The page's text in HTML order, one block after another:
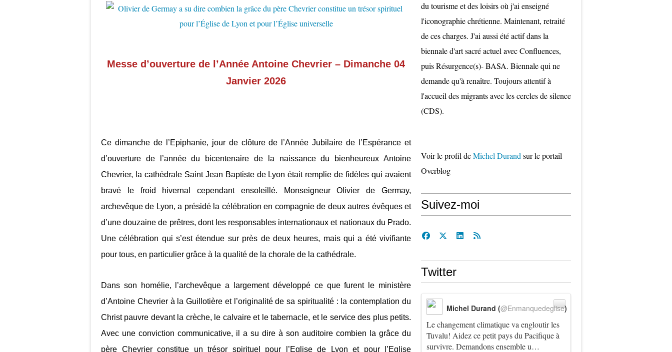
Messe d’ouverture de l’Année Antoine Chevrier – Dimanche 04
Janvier 2026
Ce dimanche de l’Epiphanie, jour de clôture de l’Année Jubilaire de l’Espérance et
d’ouverture de l’année du bicentenaire de la naissance du bienheureux Antoine
Chevrier, la cathédrale Saint Jean Baptiste de Lyon était remplie de fidèles qui avaient
bravé le froid hivernal cependant ensoleillé. Monseigneur Olivier de Germay,
archevêque de Lyon, a présidé la célébration en compagnie de deux autres évêques et
d’une douzaine de prêtres, dont les responsables internationaux et nationaux du Prado.
Une célébration qui s’est étendue sur près de deux heures, mais qui a été vivifiante
pour tous, en particulier grâce à la qualité de la chorale de la cathédrale.
Dans son homélie, l’archevêque a largement développé ce que furent le ministère
d’Antoine Chevrier à la Guillotière et l’originalité de sa spiritualité : la contemplation du
Christ pauvre devant la crèche, le calvaire et le tabernacle, et le service des plus petits.
Avec une conviction communicative, il a su dire à son auditoire combien la grâce du
père Chevrier constitue un trésor spirituel pour l’Eglise de Lyon et pour l’Eglise
du tourisme et des loisirs où j'ai enseigné
l'iconographie chrétienne. Maintenant, retraité
de ces charges. J'ai aussi été actif dans la
biennale d'art sacré actuel avec Confluences,
puis Résurgence(s)- BASA. Biennale qui ne
demande qu'à renaître. Toujours attentif à
l'accueil des migrants avec les cercles de silence
(CDS).
Voir le profil deMichel Durand sur le portail
Overblog
Suivez-moi
Twitter
Le changement climatique va engloutir les
Tuvalu! Aidez ce petit pays du Pacifique à
survivre. Demandons ensemble u…
Michel Durand (@Enmanquedeglise)